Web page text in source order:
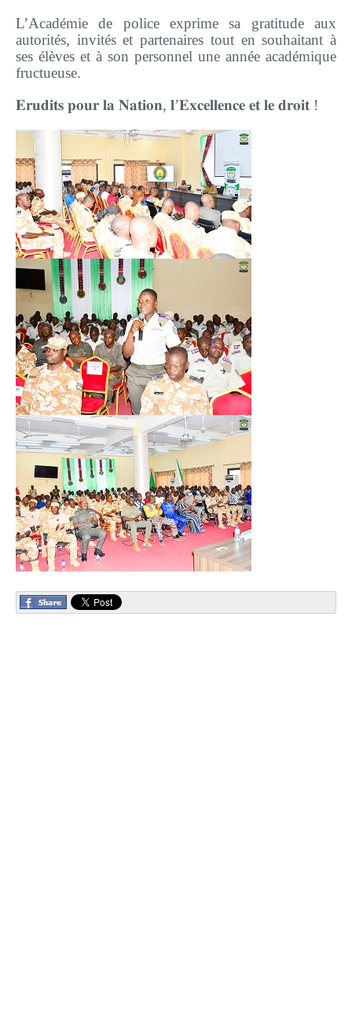
L’Académie de police exprime sa gratitude aux
autorités, invités et partenaires tout en souhaitant à
ses élèves et à son personnel une année académique
fructueuse.
𝐄𝐫𝐮𝐝𝐢𝐭𝐬 𝐩𝐨𝐮𝐫 𝐥𝐚 𝐍𝐚𝐭𝐢𝐨𝐧, 𝐥’𝐄𝐱𝐜𝐞𝐥𝐥𝐞𝐧𝐜𝐞 𝐞𝐭 𝐥𝐞 𝐝𝐫𝐨𝐢𝐭 !